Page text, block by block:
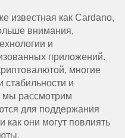
известная как Cardano,
внимания,
и
приложений.
многие
и
мы рассмотрим
для поддержания
как они могут повлиять